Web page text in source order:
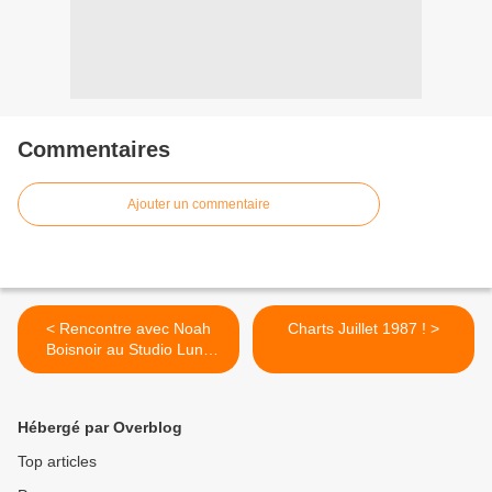
Commentaires
Ajouter un commentaire
< Rencontre avec Noah
Boisnoir au Studio Luna
Rossa à l’occasion de la
Charts Juillet 1987 ! >
Hébergé par Overblog
Top articles